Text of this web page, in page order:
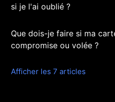
si je l'ai oublié ?
Que dois-je faire si ma
compromise ou volée ?
Afficher les 7 articles